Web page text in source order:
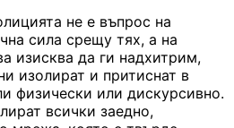
не е въпрос на
сила срещу тях, а на
изисква да ги надхитрим,
изолират и притиснат в
физически или дискурсивно.
всички заедно,